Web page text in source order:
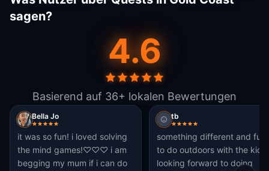
sagen?
4.6
Basierend auf 36+ lokalen Bewertungen
Bella Jo
it was so fun! i loved solving
the mind games!♡♡♡ i am
begging my mum if i can do
tb
something different and fun
to do outdoors with the kids.
looking forward to doing